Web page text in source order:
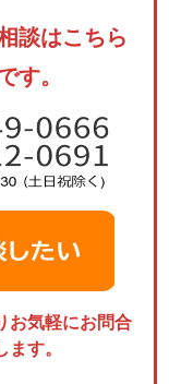
談はこちら
。
お気軽にお問合
す。